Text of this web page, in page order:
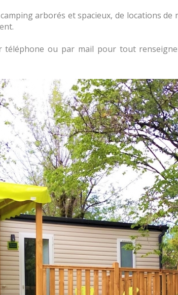
arborés et spacieux, de locations
téléphone ou par mail pour tout